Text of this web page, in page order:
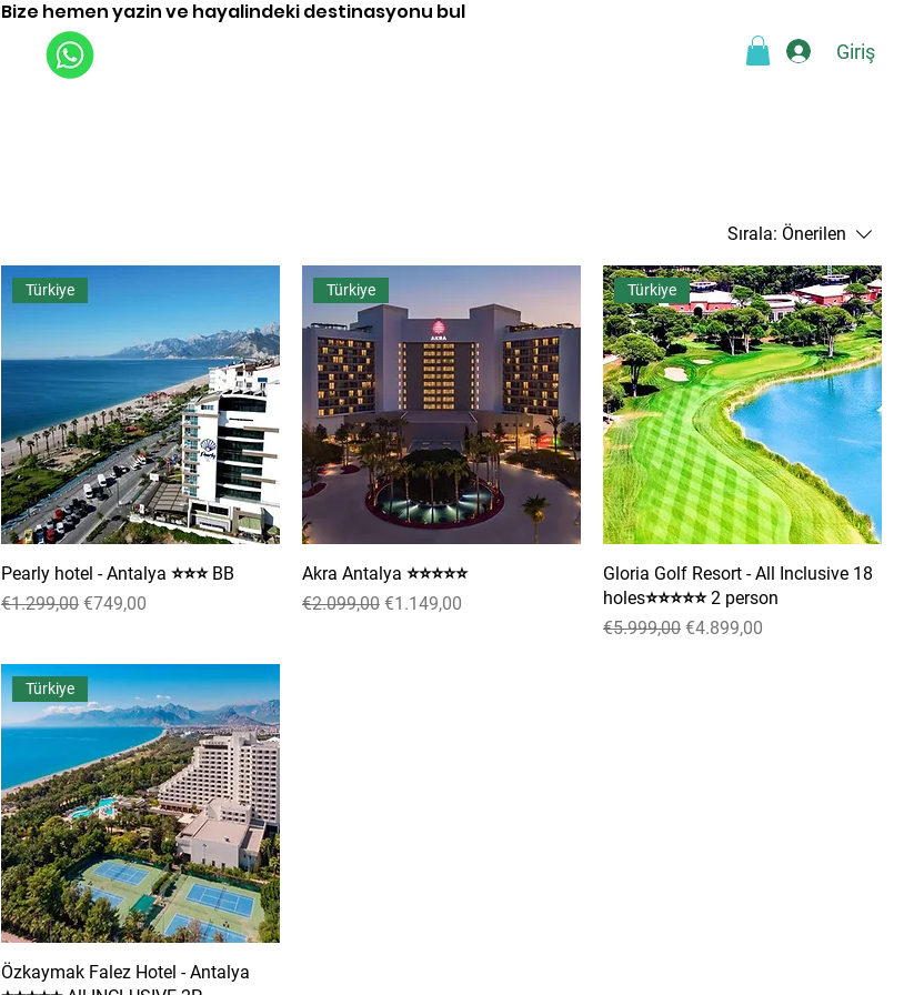
Uçuşlar Giriş
Bize hemen yazin ve hayalindeki destinasyonu bul
Sırala: Önerilen
Türkiye
Pearly hotel - Antalya ⭐⭐⭐ BB
Normal Fiyat
€1.299,00 İndirimli Fiyat
€749,00
Türkiye
Akra Antalya ⭐⭐⭐⭐⭐
Normal Fiyat
€2.099,00 İndirimli Fiyat
€1.149,00
Türkiye
Gloria Golf Resort - All Inclusive 18
holes⭐⭐⭐⭐⭐ 2 person
Normal Fiyat
€5.999,00 İndirimli Fiyat
€4.899,00
Türkiye
Özkaymak Falez Hotel - Antalya